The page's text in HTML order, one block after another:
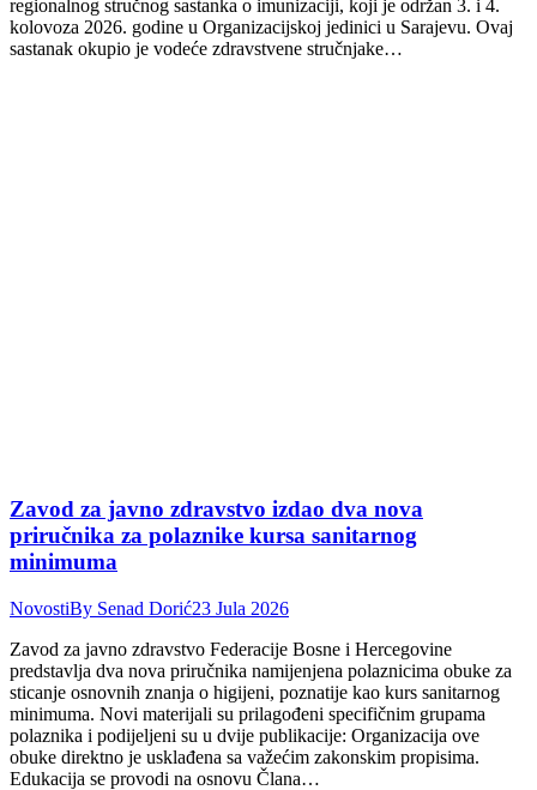
regionalnog stručnog sastanka o imunizaciji, koji je održan 3. i 4.
kolovoza 2026. godine u Organizacijskoj jedinici u Sarajevu. Ovaj
sastanak okupio je vodeće zdravstvene stručnjake…
Zavod za javno zdravstvo izdao dva nova
priručnika za polaznike kursa sanitarnog
minimuma
NovostiBy Senad Dorić23 Jula 2026
Zavod za javno zdravstvo Federacije Bosne i Hercegovine
predstavlja dva nova priručnika namijenjena polaznicima obuke za
sticanje osnovnih znanja o higijeni, poznatije kao kurs sanitarnog
minimuma. Novi materijali su prilagođeni specifičnim grupama
polaznika i podijeljeni su u dvije publikacije: Organizacija ove
obuke direktno je usklađena sa važećim zakonskim propisima.
Edukacija se provodi na osnovu Člana…